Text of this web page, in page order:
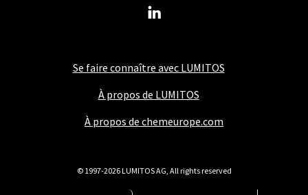
Se faire connaître avec LUMITOS
À propos de LUMITOS
À propos de chemeurope.com
© 1997-2026 LUMITOS AG, All rights reserved